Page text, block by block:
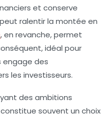
et conserve
ralentir la montée en
, en revanche, permet
idéal pour
engage des
les investisseurs.
des ambitions
souvent un choix